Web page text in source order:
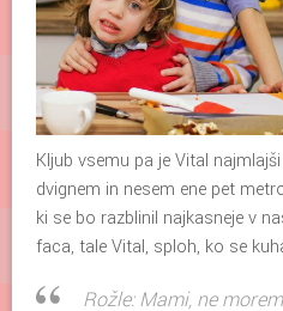
Kljub vsemu pa je Vital
dvignem in nesem ene pet
ki se bo razblinil najkasneje v
faca, tale Vital, sploh, ko se
Rožle: Mami, ne